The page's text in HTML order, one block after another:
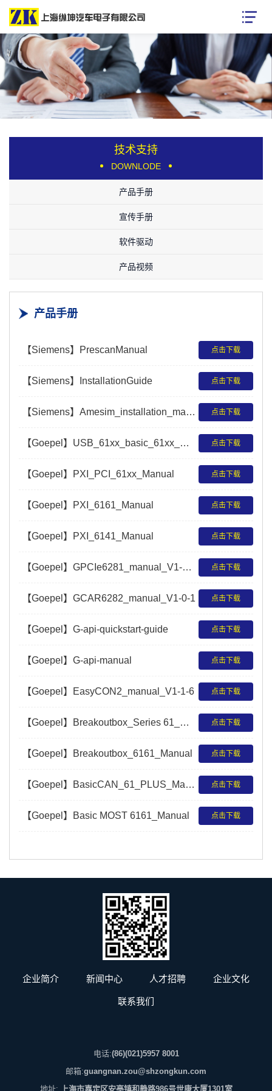
技术支持
DOWNLODE
产品手册
宣传手册
软件驱动
产品视频
产品手册
点击下载
【Siemens】PrescanManual
点击下载
【Siemens】InstallationGuide
点击下载
【Siemens】Amesim_installation_manual
点击下载
【Goepel】USB_61xx_basic_61xx_Manual
点击下载
【Goepel】PXI_PCI_61xx_Manual
点击下载
【Goepel】PXI_6161_Manual
点击下载
【Goepel】PXI_6141_Manual
点击下载
【Goepel】GPCIe6281_manual_V1-0-0
点击下载
【Goepel】GCAR6282_manual_V1-0-1
点击下载
【Goepel】G-api-quickstart-guide
点击下载
【Goepel】G-api-manual
点击下载
【Goepel】EasyCON2_manual_V1-1-6
点击下载
【Goepel】Breakoutbox_Series 61_Manual
点击下载
【Goepel】Breakoutbox_6161_Manual
点击下载
【Goepel】BasicCAN_61_PLUS_Manual
点击下载
【Goepel】Basic MOST 6161_Manual
企业简介 新闻中心 人才招聘 企业文化
联系我们
电话:(86)(021)5957 8001
邮箱:guangnan.zou@shzongkun.com
地址:
上海市嘉定区安亭镇和静路986号世康大厦1301室